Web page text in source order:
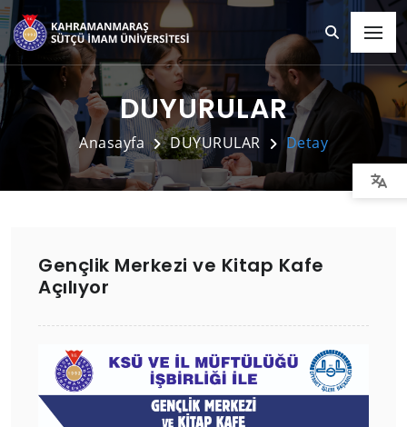
DUYURULAR
Anasayfa DUYURULAR Detay
Gençlik Merkezi ve Kitap Kafe
Açılıyor